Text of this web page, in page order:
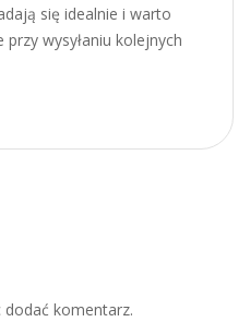
się idealnie i warto
wysyłaniu kolejnych
dodać komentarz.